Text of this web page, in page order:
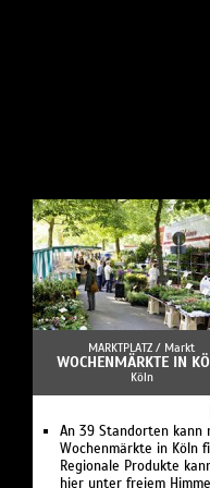
MARKTPLATZ / Markt
WOCHENMÄRKTE IN
Köln
An 39 Standorten kann
Wochenmärkte in Köln
Regionale Produkte
hier unter freiem Himmel